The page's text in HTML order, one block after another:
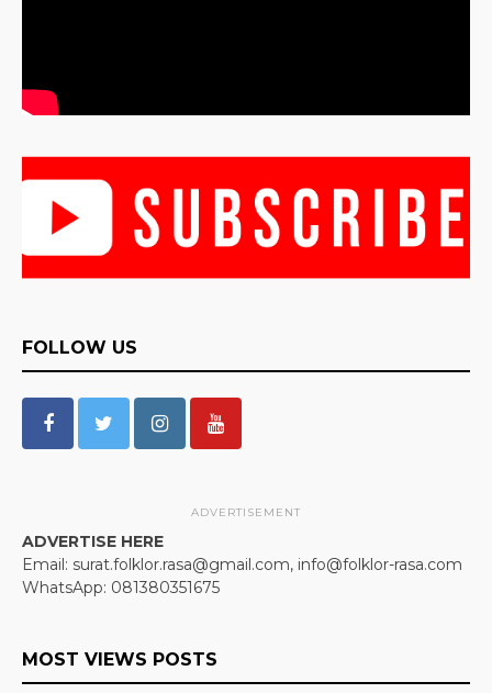
FOLLOW US
ADVERTISEMENT
ADVERTISE HERE
Email: surat.folklor.rasa@gmail.com, info@folklor-rasa.com
WhatsApp: 081380351675
MOST VIEWS POSTS